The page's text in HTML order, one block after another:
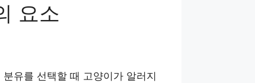
요소
유를 선택할 때 고양이가 알러지